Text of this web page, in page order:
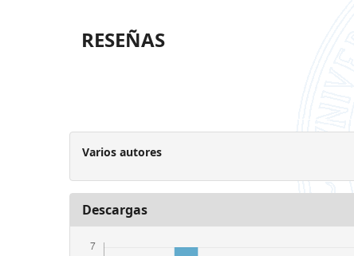
RESEÑAS
Varios autores
Descargas